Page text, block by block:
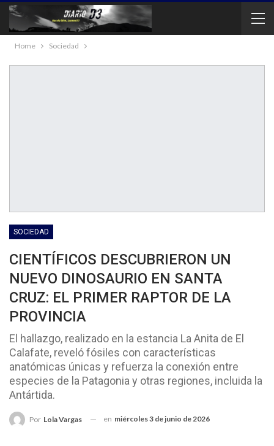
Home Sociedad
SOCIEDAD
CIENTÍFICOS DESCUBRIERON UN
NUEVO DINOSAURIO EN SANTA
CRUZ: EL PRIMER RAPTOR DE LA
PROVINCIA
El hallazgo, realizado en la estancia La Anita de El
Calafate, reveló fósiles con características
anatómicas únicas y refuerza la conexión entre
especies de la Patagonia y otras regiones, incluida la
Antártida.
Por Lola Vargas en miércoles 3 de junio de 2026